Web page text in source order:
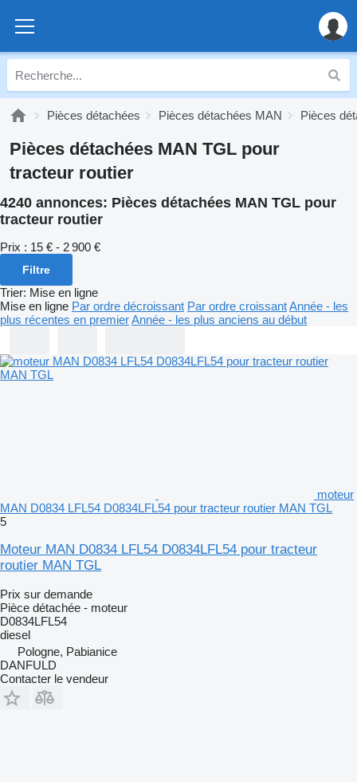
Pièces détachées Pièces détachées MAN Pièces
Pièces détachées MAN TGL pour
tracteur routier
4240 annonces: Pièces détachées MAN TGL pour
tracteur routier
Prix : 15 € - 2 900 €
Filtre
Trier: Mise en ligne
Mise en ligne Par ordre décroissant Par ordre croissantAnnée - les
plus récentes en premierAnnée - les plus anciens au début
moteur
MAN D0834 LFL54 D0834LFL54 pour tracteur routier MAN TGL
5
Moteur MAN D0834 LFL54 D0834LFL54 pour tracteur
routier MAN TGL
Prix sur demande
Pièce détachée - moteur
D0834LFL54
diesel
Pologne, Pabianice
DANFULD
Contacter le vendeur